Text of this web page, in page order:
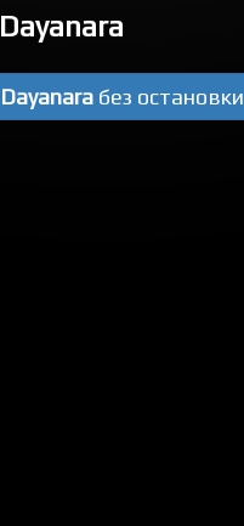
Dayanara
Dayanara без остановки